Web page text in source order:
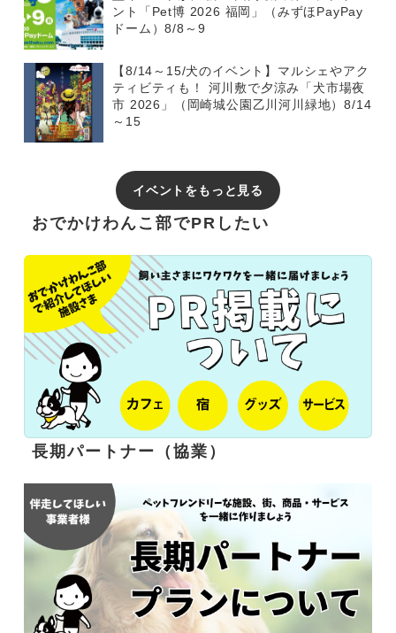
ント「Pet博 2026 福岡」（みずほPayPay
ドーム）8/8～9
【8/14～15/犬のイベント】マルシェやアク
ティビティも！ 河川敷で夕涼み「犬市場夜
市 2026」（岡崎城公園乙川河川緑地）8/14
～15
イベントをもっと見る
おでかけわんこ部でPRしたい
長期パートナー（協業）